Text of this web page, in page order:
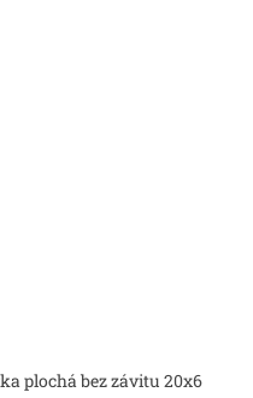
plochá bez závitu 20x6